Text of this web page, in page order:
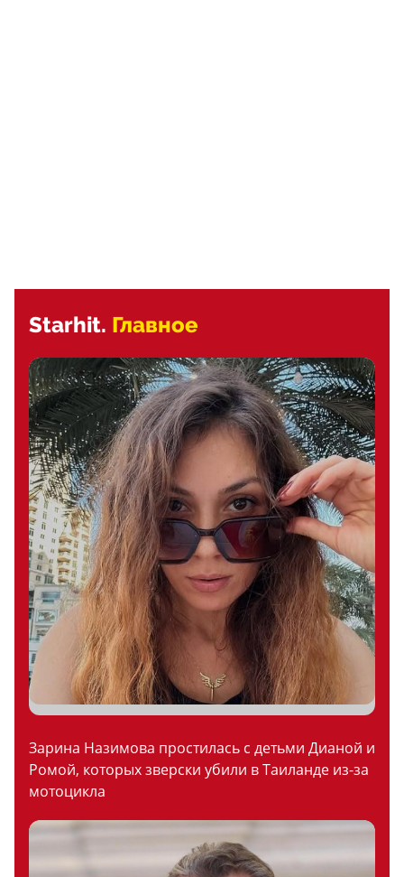
Starhit. Главное
Зарина Назимова простилась с детьми Дианой и
Ромой, которых зверски убили в Таиланде из-за
мотоцикла